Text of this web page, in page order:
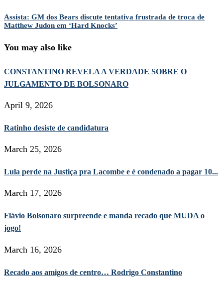
Assista: GM dos Bears discute tentativa frustrada de troca de
Matthew Judon em ‘Hard Knocks’
You may also like
CONSTANTINO REVELA A VERDADE SOBRE O
JULGAMENTO DE BOLSONARO
April 9, 2026
Ratinho desiste de candidatura
March 25, 2026
Lula perde na Justiça pra Lacombe e é condenado a pagar 10...
March 17, 2026
Flávio Bolsonaro surpreende e manda recado que MUDA o
jogo!
March 16, 2026
Recado aos amigos de centro… Rodrigo Constantino